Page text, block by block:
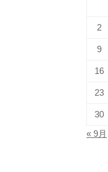
2
9
16
23
30
« 9月